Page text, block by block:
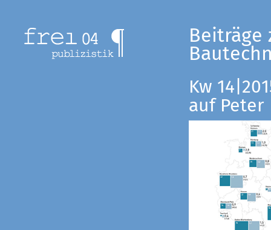
Beiträge
Kw
auf Peter